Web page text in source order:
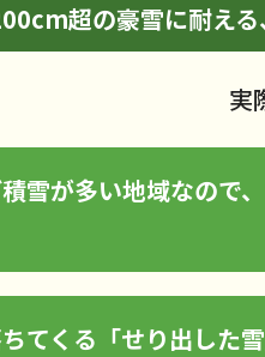
超の豪雪に耐える
実
雪が多い地域なので
てくる「せり出した